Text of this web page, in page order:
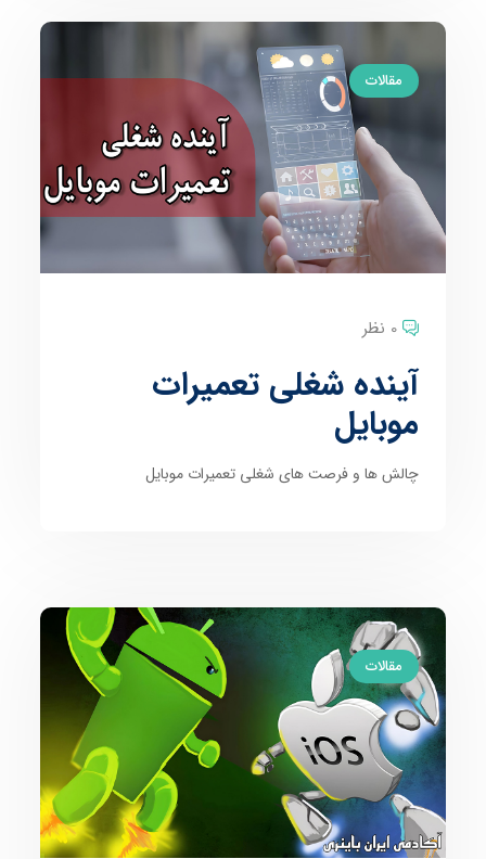
مقالات
0 نظر
آینده شغلی تعمیرات
موبایل
چالش ها و فرصت های شغلی تعمیرات موبایل
مقالات